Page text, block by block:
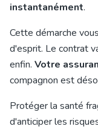
instantanément.
Cette démarche
d'esprit. Le contrat
enfin. Votre
compagnon est
Protéger la santé
d'anticiper les